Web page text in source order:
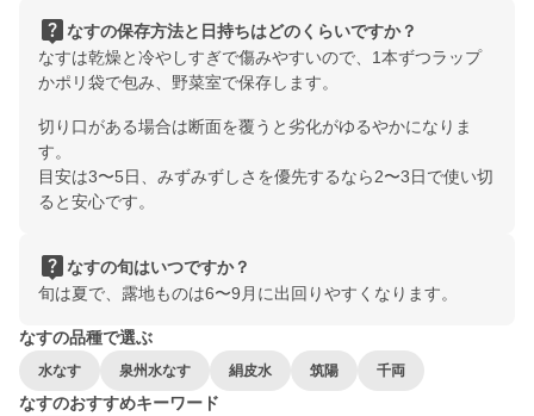
live_help なすの保存方法と日持ちはどのくらいですか？
なすは乾燥と冷やしすぎで傷みやすいので、1本ずつラップ
かポリ袋で包み、野菜室で保存します。
切り口がある場合は断面を覆うと劣化がゆるやかになりま
す。
目安は3〜5日、みずみずしさを優先するなら2〜3日で使い切
ると安心です。
live_help なすの旬はいつですか？
旬は夏で、露地ものは6〜9月に出回りやすくなります。
なすの品種で選ぶ
水なす 泉州水なす 絹皮水 筑陽 千両
なすのおすすめキーワード